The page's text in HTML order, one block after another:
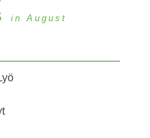
in August